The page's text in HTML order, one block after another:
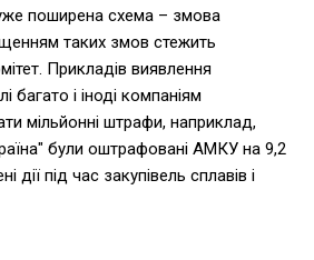
поширена схема – змова
таких змов стежить
Прикладів виявлення
багато і іноді компаніям
мільйонні штрафи, наприклад,
були оштрафовані АМКУ на 9,2
дії під час закупівель сплавів і